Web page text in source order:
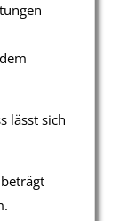
lässt sich